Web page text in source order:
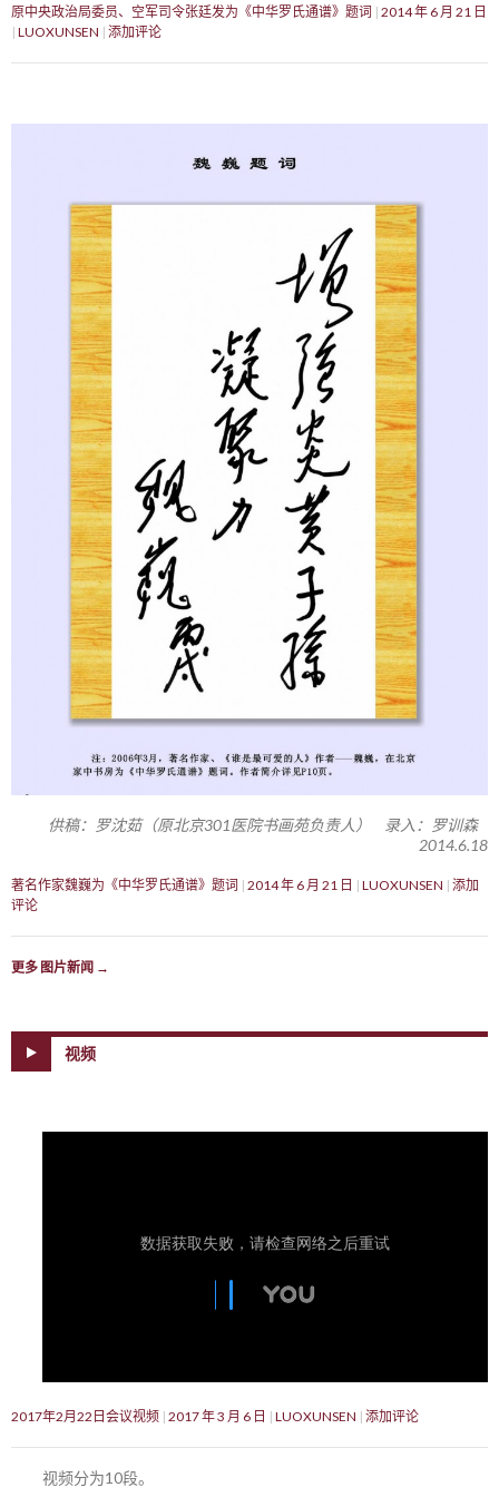
原中央政治局委员、空军司令张廷发为《中华罗氏通谱》题词 2014 年 6 月 21 日
LUOXUNSEN 添加评论
供稿：罗沈茹（原北京301医院书画苑负责人） 录入：罗训森
2014.6.18
著名作家魏巍为《中华罗氏通谱》题词 2014 年 6 月 21 日 LUOXUNSEN 添加
评论
更多 图片新闻 →
视频
2017年2月22日会议视频 2017 年 3 月 6 日 LUOXUNSEN 添加评论
视频分为10段。